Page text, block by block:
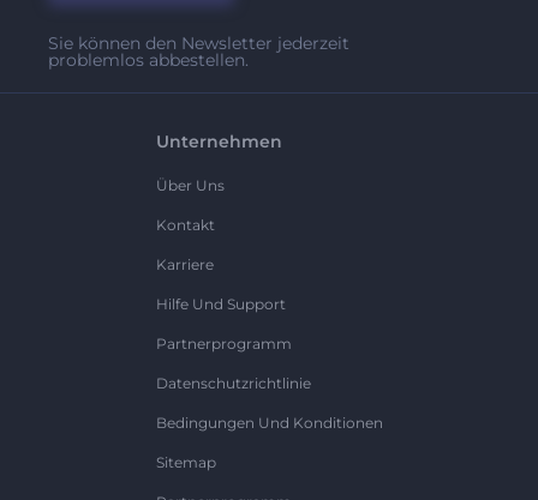
Sie können den Newsletter jederzeit
problemlos abbestellen.
Unternehmen
Über Uns
Kontakt
Karriere
Hilfe Und Support
Partnerprogramm
Datenschutzrichtlinie
Bedingungen Und Konditionen
Sitemap